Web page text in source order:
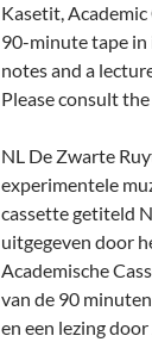
Kasetit,
90-minute tape in
notes and a
Please consult
NL De Zwarte
experimentele
cassette getiteld
uitgegeven door
Academische
van de 90
en een lezing door